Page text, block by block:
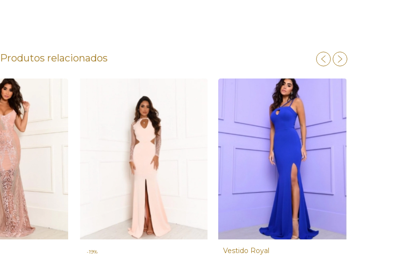
Produtos relacionados
-19% Vestido Royal